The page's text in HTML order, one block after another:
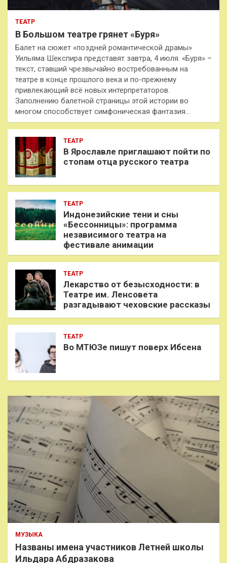
ТЕАТР
В Большом театре грянет «Буря»
Балет на сюжет «поздней романтической драмы»
Уильяма Шекспира представят завтра, 4 июля. «Буря» –
текст, ставший чрезвычайно востребованным на
театре в конце прошлого века и по-прежнему
привлекающий всё новых интерпретаторов.
Заполнению балетной страницы этой истории во
многом способствует симфоническая фантазия…
ТЕАТР
В Ярославле приглашают пойти по
стопам отца русского театра
ТЕАТР
Индонезийские тени и сны
«Бессонницы»: программа
независимого театра на
фестивале анимации
ТЕАТР
Лекарство от безысходности: в
Театре им. Ленсовета
разгадывают чеховские рассказы
ТЕАТР
Во МТЮЗе пишут поверх Ибсена
МУЗЫКА
Названы имена участников Летней школы
Ильдара Абдразакова